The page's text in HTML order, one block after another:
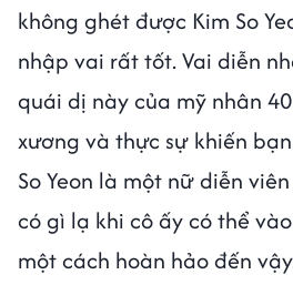
không ghét được Kim So
nhập vai rất tốt. Vai diễn
quái dị này của mỹ nhân
xương và thực sự khiến
So Yeon là một nữ diễn
có gì lạ khi cô ấy có thể
một cách hoàn hảo đến